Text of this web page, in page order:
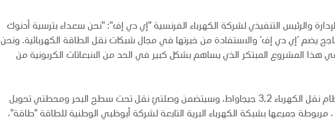
والرئيس التنفيذي لشركة الكهرباء الفرنسية "إي دي إف": "نحن سعداء بترسية أدنوك
يضم ’إي دي إف‘ والاستفادة من خبرتها في مجال شبكات نقل الطاقة الكهربائية. ونحن
هذا المشروع المبتكر الذي يساهم بشكل كبير في الحد من الانبعاثات الكربونية من
وستبلغ الطاقة الإجمالية المركّبة لنظام نقل الكهرباء 3,2 جيجاواط، وسيتضمن وصلتيْ نقل تحت سطح البحر ومحطتي تحويل
، مربوطة جميعها بشبكة الكهرباء البرية التابعة لشركة أبوظبي الوطنية للطاقة "طاقة"،